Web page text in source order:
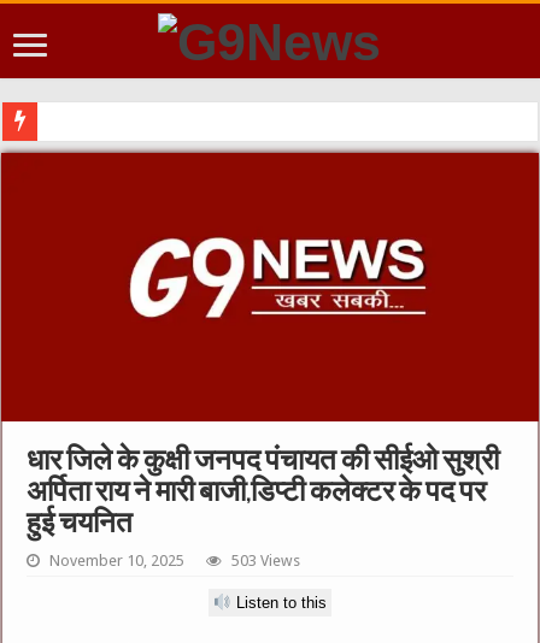
धार जिले के कुक्षी जनपद पंचायत की सीईओ सुश्री
अर्पिता राय ने मारी बाजी,डिप्टी कलेक्टर के पद पर
हुई चयनित
November 10, 2025 503 Views
Listen to this